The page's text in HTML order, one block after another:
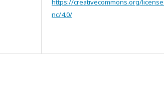
https://creativecommons.org/
nc/4.0/